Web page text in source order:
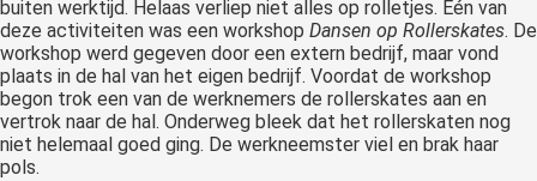
buiten werktijd. Helaas verliep niet alles op rolletjes. Eén van
deze activiteiten was een workshop Dansen op Rollerskates. De
workshop werd gegeven door een extern bedrijf, maar vond
plaats in de hal van het eigen bedrijf. Voordat de workshop
begon trok een van de werknemers de rollerskates aan en
vertrok naar de hal. Onderweg bleek dat het rollerskaten nog
niet helemaal goed ging. De werkneemster viel en brak haar
pols.